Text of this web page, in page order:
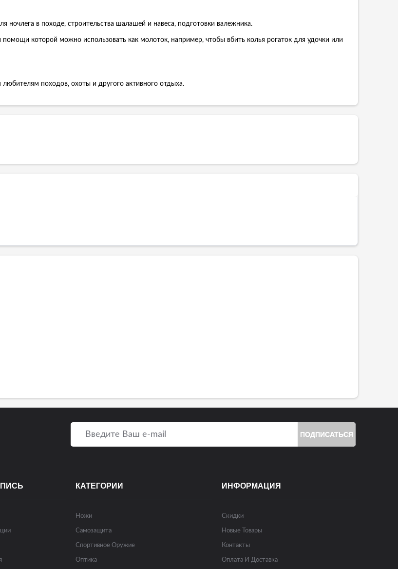
ночлега в походе, строительства шалашей и навеса, подготовки валежника.
которой можно использовать как молоток, например, чтобы вбить колья рогаток для удочки или
походов, охоты и другого активного отдыха.
ПОДПИСАТЬСЯ
КАТЕГОРИИ
Ножи
Самозащита
Спортивное Оружие
Оптика
ИНФОРМАЦИЯ
Скидки
Новые Товары
Контакты
Оплата И Доставка